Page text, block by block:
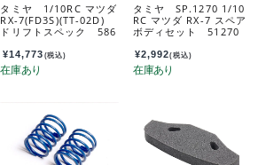
タミヤ 1/10RC マツダ
RX-7(FD3S)(TT-02D)
ドリフトスペック 586
¥14,773 (税込)
タミヤ SP.1270 1/10
RC マツダ RX-7 スペア
ボディセット 51270
¥2,992(税込)